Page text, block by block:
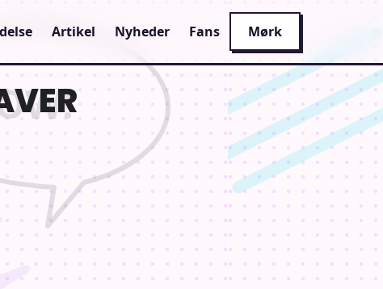
Artikel Nyheder Fans Mørk